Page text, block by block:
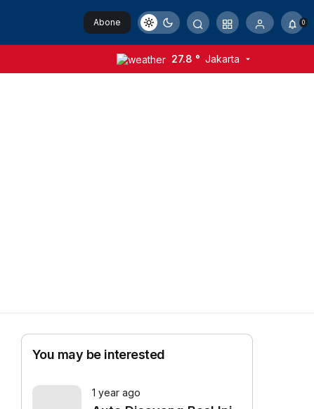
Abone
Ol
0
27.8 ° Jakarta
You may be interested
1 year ago